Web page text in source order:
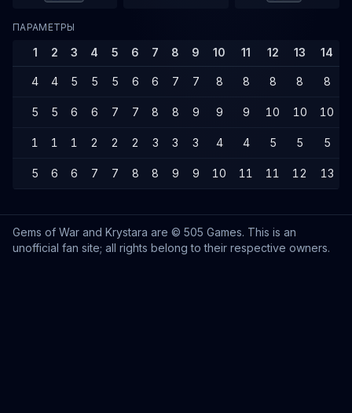
ПАРАМЕТРЫ
1 2 3 4 5 6 7 8 9 10 11 12 13 14
4 4 5 5 5 6 6 7 7 8 8 8 8 8
5 5 6 6 7 7 8 8 9 9 9 10 10 10
1 1 1 2 2 2 3 3 3 4 4 5 5 5
5 6 6 7 7 8 8 9 9 10 11 11 12 13
Gems of War and Krystara are © 505 Games. This is an
unofficial fan site; all rights belong to their respective owners.